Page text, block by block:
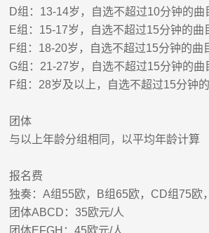
D组： 13-14岁，自选不超过10分钟的曲
E组： 15-17岁，自选不超过15分钟的曲
F组： 18-20岁，自选不超过15分钟的曲
G组： 21-27岁，自选不超过15分钟的曲
F组： 28岁及以上，自选不超过15分钟
团体
与以上年龄分组相同，以平均年龄计算
报名费
独奏：A组 55欧， B组65欧， CD组75欧，
团体ABCD ：35欧元/人
团体EFGH ：45欧元/人